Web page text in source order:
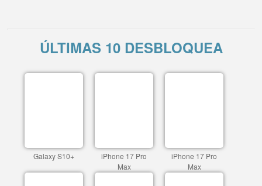
ÚLTIMAS 10 DESBLOQUEA
Galaxy S10+
iPhone 17 Pro
Max
iPhone 17 Pro
Max